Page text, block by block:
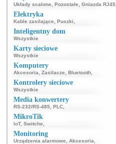
Układy scalone Pozostałe Gniazda RJ45
Elektryka
Kable zasilające Puszki
Inteligentny dom
Wszystkie
Karty sieciowe
Wszystkie
Komputery
Akcesoria Zasilacze Bluetooth
Kontrolery sieciowe
Wszystkie
Media konwertery
RS-232/RS-485 PLC
MikroTik
IoT, Switche
Monitoring
Urządzenia alarmowe Akcesoria